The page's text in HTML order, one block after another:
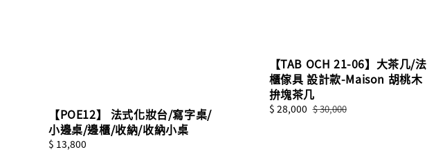
【POE12】 法式化妝台/寫字桌/
小邊桌/邊櫃/收納/收納小桌
Regular
$ 13,800
【TAB OCH 21-06】大茶几/法
櫃傢具 設計款-Maison 胡桃木
拚塊茶几
Sale
$ 28,000 Regular
$ 30,000